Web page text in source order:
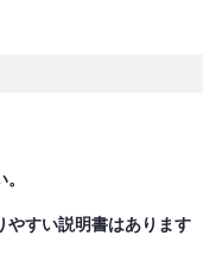
やすい説明書はあります